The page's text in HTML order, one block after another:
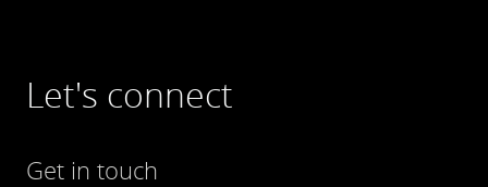
Let's connect
Get in touch